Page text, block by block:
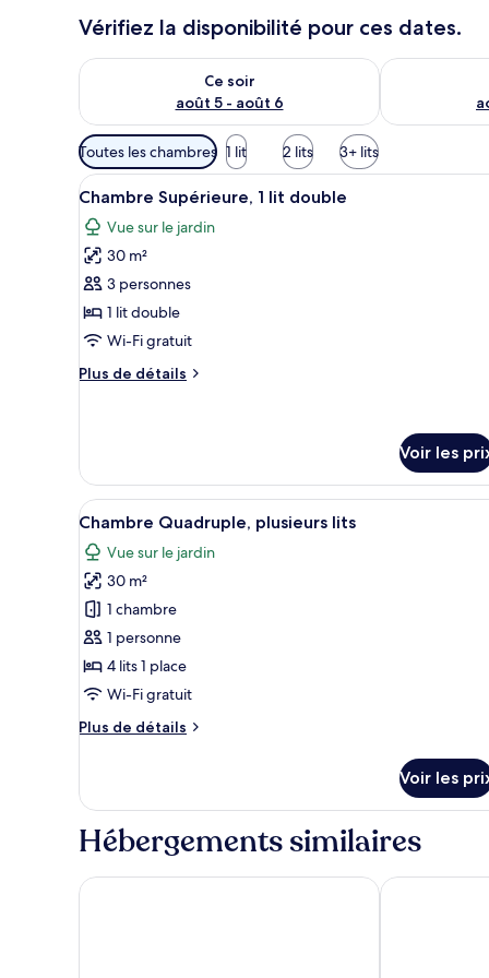
Vérifiez la disponibilité pour ces dates.
Ce soir
août 5 - août 6
Vérifier la disponibilité pour ce soir août 5 - août 6
Vérifier la
Filtres
disponibles
pour
les
chambres
Toutes les chambres 1 lit 2 lits 3+ lits
Afficher
toutes
les
photos
pour
ce
type
chambre :
lit
double
Une chambre à coucher
39
Chambre Supérieure, 1 lit double
Vue sur le jardin
30 m²
3 personnes
1 lit double
Wi-Fi gratuit
Plus de détails
Plus
type
de
chambre
Chambre
Supérieure,
lit
double
Voir les
Afficher
toutes
les
photos
pour
ce
type
de
chambre :
Chambre
lits
Une chambre d’hôtel avec
6
Chambre Quadruple, plusieurs lits
Vue sur le jardin
30 m²
1 chambre
1 personne
4 lits 1 place
Wi-Fi gratuit
Plus de détails
Plus
le
type
de
Chambre
Voir les
Hébergements similaires
Han Huyen Homestay Tue Tam Villa